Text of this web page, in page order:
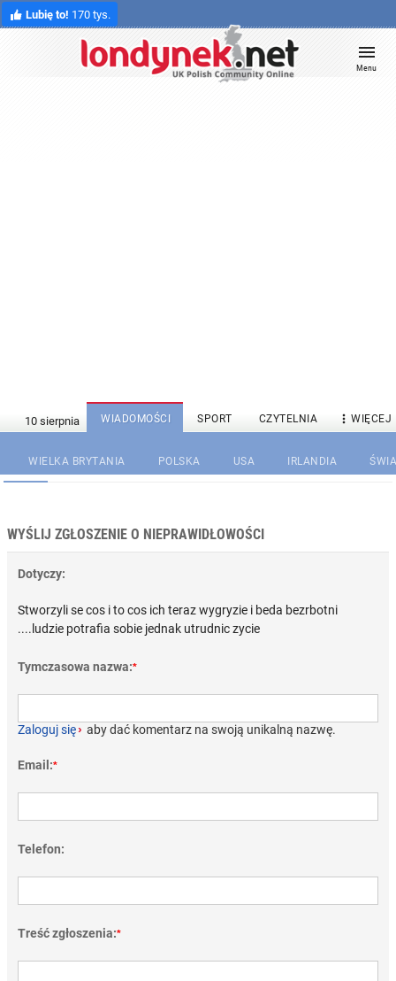
Lubię to! 170 tys.
Menu
WIADOMOŚCI SPORT CZYTELNIA  WIĘCEJ
WIELKA BRYTANIA POLSKA USA IRLANDIA
WYŚLIJ ZGŁOSZENIE O NIEPRAWIDŁOWOŚCI
Dotyczy:
Stworzyli se cos i to cos ich teraz wygryzie i beda bezrbotni
....ludzie potrafia sobie jednak utrudnic zycie
Tymczasowa nazwa:*
Zaloguj się› aby dać komentarz na swoją unikalną nazwę.
Email:*
Telefon:
Treść zgłoszenia:*